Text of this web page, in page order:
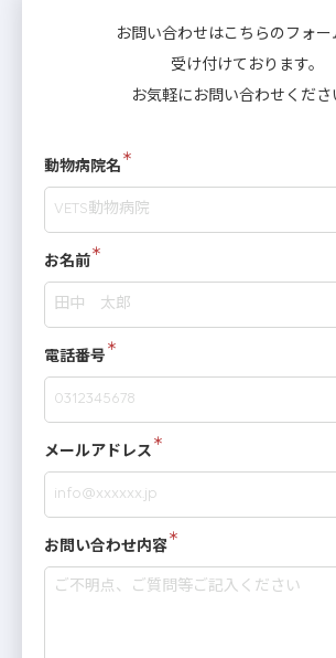
お問い合わせはこちらのフォー
受け付けております。
お気軽にお問い合わせくださ
動物病院名
お名前
電話番号
メールアドレス
お問い合わせ内容